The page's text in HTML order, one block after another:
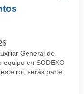
General de
equipo en SODEXO
rol, serás parte